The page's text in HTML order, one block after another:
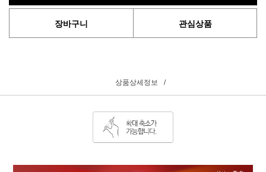
장바구니 관심상품
상품상세정보